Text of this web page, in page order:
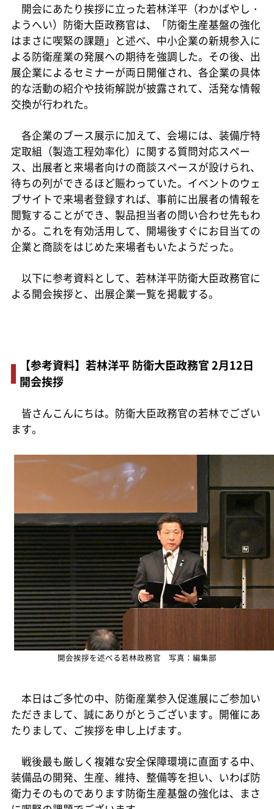
開会にあたり挨拶に立った若林洋平（わかばやし・
ようへい）防衛大臣政務官は、「防衛生産基盤の強化
はまさに喫緊の課題」と述べ、中小企業の新規参入に
よる防衛産業の発展への期待を強調した。その後、出
展企業によるセミナーが両日開催され、各企業の具体
的な活動の紹介や技術解説が披露されて、活発な情報
交換が行われた。
各企業のブース展示に加えて、会場には、装備庁特
定取組（製造工程効率化）に関する質問対応スペー
ス、出展者と来場者向けの商談スペースが設けられ、
待ちの列ができるほど賑わっていた。イベントのウェ
ブサイトで来場者登録すれば、事前に出展者の情報を
閲覧することができ、製品担当者の問い合わせ先もわ
かる。これを有効活用して、開場後すぐにお目当ての
企業と商談をはじめた来場者もいたようだった。
以下に参考資料として、若林洋平防衛大臣政務官に
よる開会挨拶と、出展企業一覧を掲載する。
【参考資料】若林洋平 防衛大臣政務官 2月12日
開会挨拶
皆さんこんにちは。防衛大臣政務官の若林でござい
ます。
開会挨拶を述べる若林政務官 写真：編集部
本日はご多忙の中、防衛産業参入促進展にご参加い
ただきまして、誠にありがとうございます。開催にあ
たりまして、ご挨拶を申し上げます。
戦後最も厳しく複雑な安全保障環境に直面する中、
装備品の開発、生産、維持、整備等を担い、いわば防
衛力そのものであります防衛生産基盤の強化は、まさ